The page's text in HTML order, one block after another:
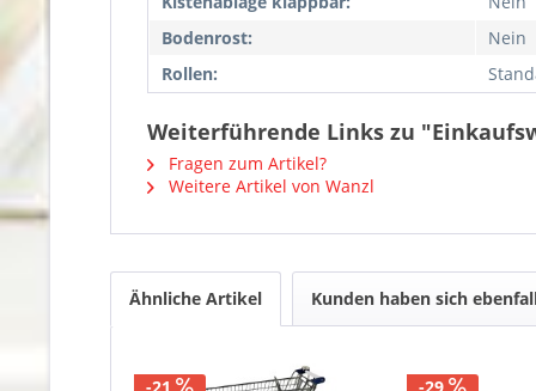
Bodenrost:
Nein
Rollen:
Weiterführende Links zu
Fragen zum Artikel?
Weitere Artikel von Wanzl
Ähnliche Artikel Kunden haben sich